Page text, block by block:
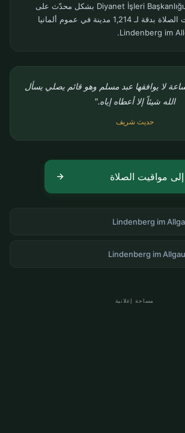
للحسابات الفلكية لـDiyanet İşleri Başkanlığı بشكل محدّث على
موقعنا. نتابع مواقيت الصلاة بدقة لـ 1,214 مدينة في عموم ألمانيا
لا يوافقها عبد مسلم وهو قائم يصلي يسأل
الله شيئاً إلا أعطاه إياه."
حديث شريف
مواقيت الصلاة
مساحة إعلانية